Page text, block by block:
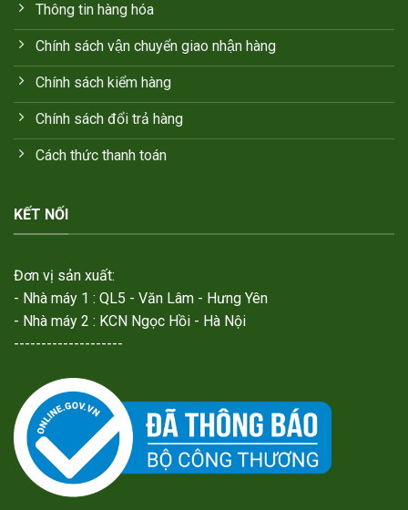
Thông tin hàng hóa
Chính sách vận chuyển giao nhận hàng
Chính sách kiểm hàng
Chính sách đổi trả hàng
Cách thức thanh toán
KẾT NỐI
Đơn vị sản xuất:
- Nhà máy 1 : QL5 - Văn Lâm - Hưng Yên
- Nhà máy 2 : KCN Ngọc Hồi - Hà Nội
--------------------